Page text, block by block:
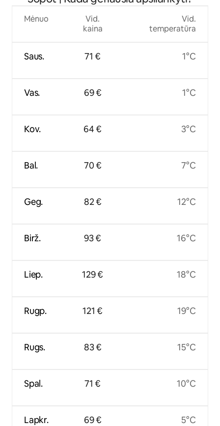
Mėnuo
Saus.
Vas.
Kov.
Bal.
Geg.
Birž.
Liep.
Rugp.
Rugs.
Spal.
Lapkr.
Vid.
kaina
71 €
69 €
64 €
70 €
82 €
93 €
129 €
121 €
83 €
71 €
69 €
Vid.
temperatūra
1°C
1°C
3°C
7°C
12°C
16°C
18°C
19°C
15°C
10°C
5°C